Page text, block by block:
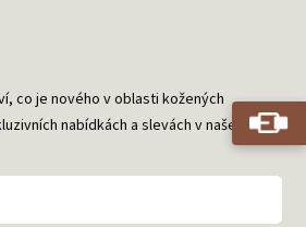
co je nového v oblasti kožených
nabídkách a slevách v našem